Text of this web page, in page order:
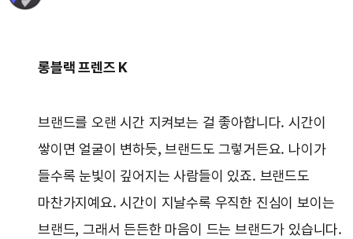
롱블랙 프렌즈 K
브랜드를 오랜 시간 지켜보는 걸 좋아합니다. 시간이
쌓이면 얼굴이 변하듯, 브랜드도 그렇거든요. 나이가
들수록 눈빛이 깊어지는 사람들이 있죠. 브랜드도
마찬가지예요. 시간이 지날수록 우직한 진심이 보이는
브랜드, 그래서 든든한 마음이 드는 브랜드가 있습니다.